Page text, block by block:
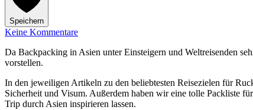
Speichern
Keine Kommentare
Da Backpacking in Asien unter Einsteigern und Weltreisenden
vorstellen.
In den jeweiligen Artikeln zu den beliebtesten Reisezielen für
Sicherheit und Visum. Außerdem haben wir eine tolle Packliste
Trip durch Asien inspirieren lassen.